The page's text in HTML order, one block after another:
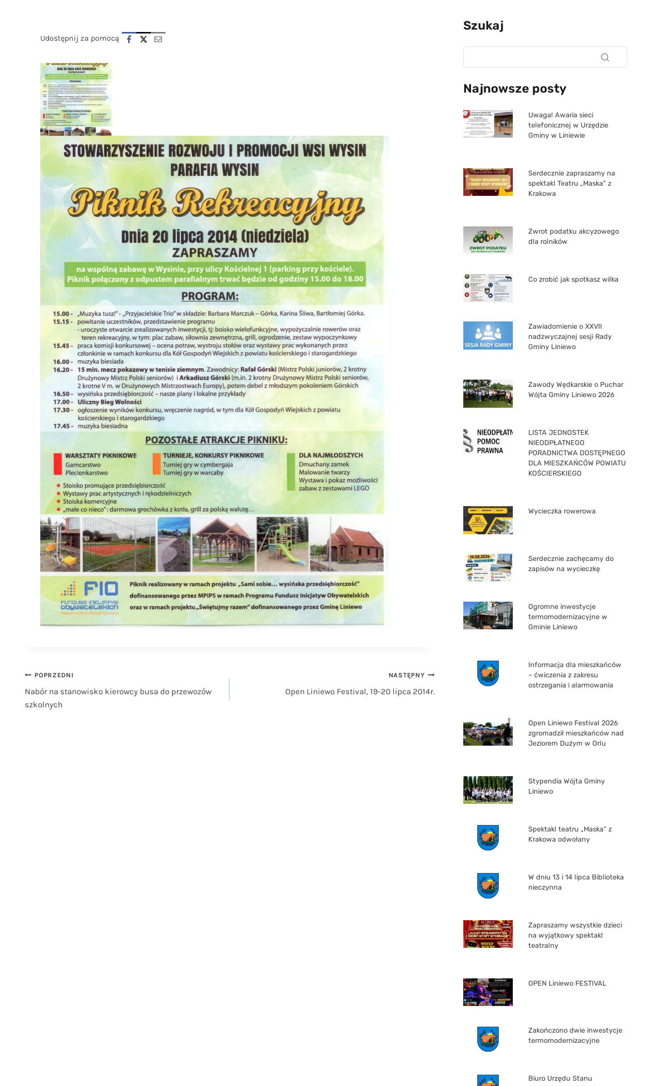
Udostępnij za pomocą
Nawigacja
wpisu
POPRZEDNI
Nabór na stanowisko kierowcy busa do przewozów
szkolnych
NASTĘPNY
Open Liniewo Festival, 19-20 lipca 2014r.
Szukaj
Najnowsze posty
Uwaga! Awaria sieci
telefonicznej w Urzędzie
Gminy w Liniewie
Serdecznie zapraszamy na
spektakl Teatru „Maska” z
Krakowa
Zwrot podatku akcyzowego
dla rolników
Co zrobić jak spotkasz wilka
Zawiadomienie o XXVII
nadzwyczajnej sesji Rady
Gminy Liniewo
Zawody Wędkarskie o Puchar
Wójta Gminy Liniewo 2026
LISTA JEDNOSTEK
NIEODPŁATNEGO
PORADNICTWA DOSTĘPNEGO
DLA MIESZKAŃCÓW POWIATU
KOŚCIERSKIEGO
Wycieczka rowerowa
Serdecznie zachęcamy do
zapisów na wycieczkę
Ogromne inwestycje
termomodernizacyjne w
Gminie Liniewo
Informacja dla mieszkańców
– ćwiczenia z zakresu
ostrzegania i alarmowania
Open Liniewo Festival 2026
zgromadził mieszkańców nad
Jeziorem Dużym w Orlu
Stypendia Wójta Gminy
Liniewo
Spektakl teatru „Maska” z
Krakowa odwołany
W dniu 13 i 14 lipca Biblioteka
nieczynna
Zapraszamy wszystkie dzieci
na wyjątkowy spektakl
teatralny
OPEN Liniewo FESTIVAL
Zakończono dwie inwestycje
termomodernizacyjne
Biuro Urzędu Stanu